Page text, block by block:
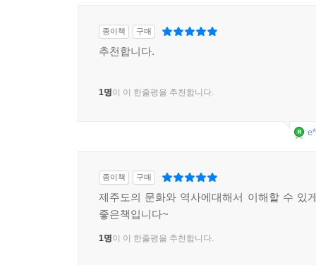
종이책 구매
추천합니다.
1명이 이 한줄평을 추천합니다.
종이책 구매
제주도의 문화와 역사에대해서 이해할 수 있
좋은책입니다~
1명이 이 한줄평을 추천합니다.